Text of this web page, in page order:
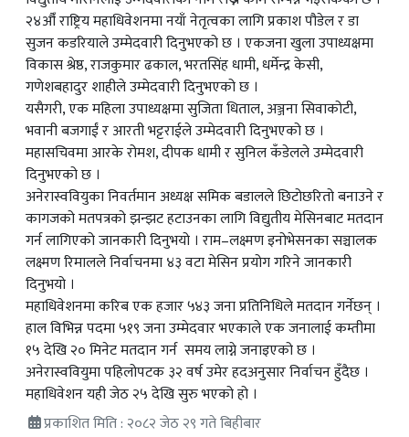
२४औँ राष्ट्रिय महाधिवेशनमा नयाँ नेतृत्वका लागि प्रकाश पौडेल र डा
सुजन कडरियाले उम्मेदवारी दिनुभएको छ । एकजना खुला उपाध्यक्षमा
विकास श्रेष्ठ, राजकुमार ढकाल, भरतसिंह धामी, धर्मेन्द्र केसी,
गणेशबहादुर शाहीले उम्मेदवारी दिनुभएको छ ।
यसैगरी, एक महिला उपाध्यक्षमा सुजिता धिताल, अञ्जना सिवाकोटी,
भवानी बजगाईं र आरती भट्टराईले उम्मेदवारी दिनुभएको छ ।
महासचिवमा आरके रोमश, दीपक धामी र सुनिल कँडेलले उम्मेदवारी
दिनुभएको छ ।
अनेरास्ववियुका निवर्तमान अध्यक्ष समिक बडालले छिटोछरितो बनाउने र
कागजको मतपत्रको झन्झट हटाउनका लागि विद्युतीय मेसिनबाट मतदान
गर्न लागिएको जानकारी दिनुभयो । राम–लक्ष्मण इनोभेसनका सञ्चालक
लक्ष्मण रिमालले निर्वाचनमा ४३ वटा मेसिन प्रयोग गरिने जानकारी
दिनुभयो ।
महाधिवेशनमा करिब एक हजार ५४३ जना प्रतिनिधिले मतदान गर्नेछन् ।
हाल विभिन्न पदमा ५१९ जना उम्मेदवार भएकाले एक जनालाई कम्तीमा
१५ देखि २० मिनेट मतदान गर्न समय लाग्ने जनाइएको छ ।
अनेरास्ववियुमा पहिलोपटक ३२ वर्ष उमेर हदअनुसार निर्वाचन हुँदैछ ।
महाधिवेशन यही जेठ २५ देखि सुरु भएको हो ।
प्रकाशित मिति : २०८२ जेठ २९ गते बिहीबार